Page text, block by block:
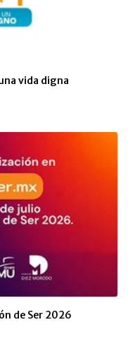
vida digna
de Ser 2026